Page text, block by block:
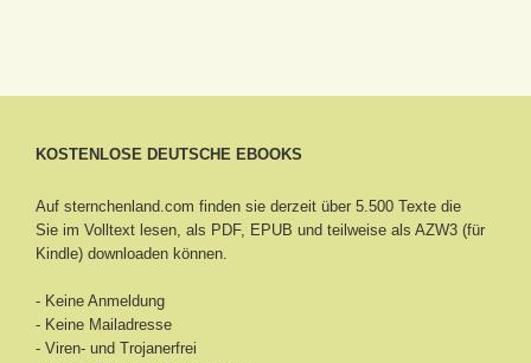
KOSTENLOSE DEUTSCHE EBOOKS
Auf sternchenland.com finden sie derzeit über 5.500 Texte die
Sie im Volltext lesen, als PDF, EPUB und teilweise als AZW3 (für
Kindle) downloaden können.
- Keine Anmeldung
- Keine Mailadresse
- Viren- und Trojanerfrei